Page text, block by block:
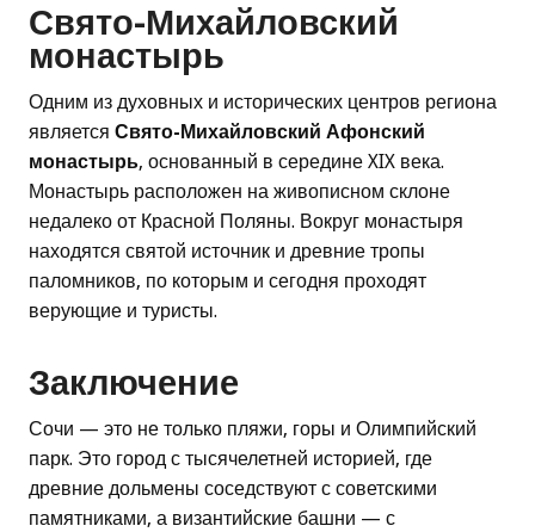
Свято-Михайловский
монастырь
Одним из духовных и исторических центров региона
является Свято-Михайловский Афонский
монастырь, основанный в середине XIX века.
Монастырь расположен на живописном склоне
недалеко от Красной Поляны. Вокруг монастыря
находятся святой источник и древние тропы
паломников, по которым и сегодня проходят
верующие и туристы.
Заключение
Сочи — это не только пляжи, горы и Олимпийский
парк. Это город с тысячелетней историей, где
древние дольмены соседствуют с советскими
памятниками, а византийские башни — с